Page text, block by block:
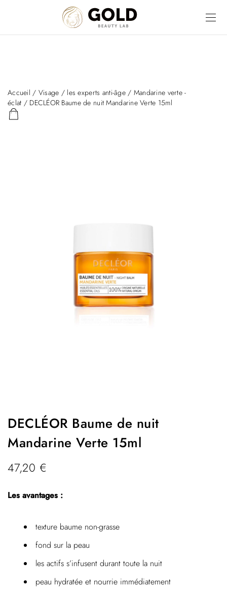
Accueil / Visage / les experts anti-âge/ Mandarine verte -
éclat / DECLÉOR Baume de nuit Mandarine Verte 15ml
DECLÉOR Baume de nuit
Mandarine Verte 15ml
47,20 €
Les avantages :
texture baume non-grasse
fond sur la peau
les actifs s’infusent durant toute la nuit
peau hydratée et nourrie immédiatement